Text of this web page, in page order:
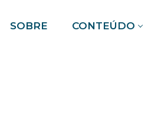
SOBRE CONTEÚDO